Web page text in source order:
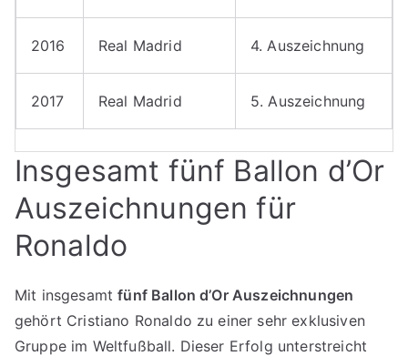
2016 Real Madrid 4. Auszeichnung
2017 Real Madrid 5. Auszeichnung
Insgesamt fünf Ballon d’Or
Auszeichnungen für
Ronaldo
Mit insgesamtfünf Ballon d’Or Auszeichnungen
gehört Cristiano Ronaldo zu einer sehr exklusiven
Gruppe im Weltfußball. Dieser Erfolg unterstreicht